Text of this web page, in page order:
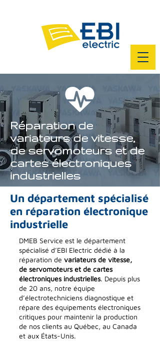
Réparation de
variateurs de vitesse,
de servomoteurs et de
cartes électroniques
industrielles
Un département spécialisé
en réparation électronique
industrielle
DMEB Service est le département
spécialisé d’EBI Electric dédié à la
réparation de variateurs de vitesse,
de servomoteurs et de cartes
électroniques industrielles. Depuis plus
de 20 ans, notre équipe
d’électrotechniciens diagnostique et
répare des équipements électroniques
critiques pour maintenir la production
de nos clients au Québec, au Canada
et aux États-Unis.